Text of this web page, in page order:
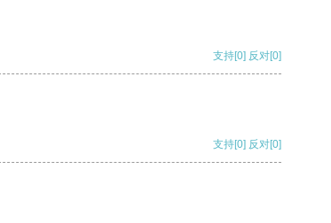
支持[0] 反对[0]
支持[0] 反对[0]